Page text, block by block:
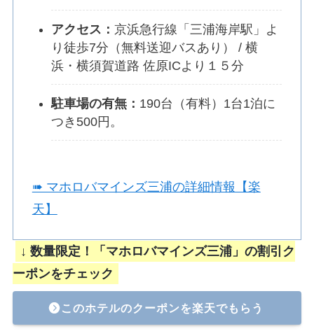
アクセス： 京浜急行線「三浦海岸駅」よ
り徒歩7分（無料送迎バスあり） / 横
浜・横須賀道路 佐原ICより１５分
駐車場の有無： 190台（有料）1台1泊に
つき500円。
➠ マホロバマインズ三浦の詳細情報【楽
天】
↓ 数量限定！「マホロバマインズ三浦」の割引ク
ーポンをチェック
このホテルのクーポンを楽天でもらう